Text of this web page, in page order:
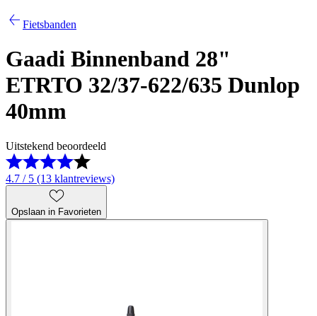
Fietsbanden
Gaadi Binnenband 28"
ETRTO 32/37-622/635 Dunlop
40mm
Uitstekend beoordeeld
4.7 / 5 (13 klantreviews)
Opslaan in Favorieten